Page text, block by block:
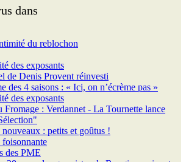
dans
du reblochon
des exposants
de Denis Provent réinvesti
des 4 saisons : « Ici, on n’écrème pas »
des exposants
Fromage : Verdannet - La Tournette lance
: petits et goûtus !
des PME